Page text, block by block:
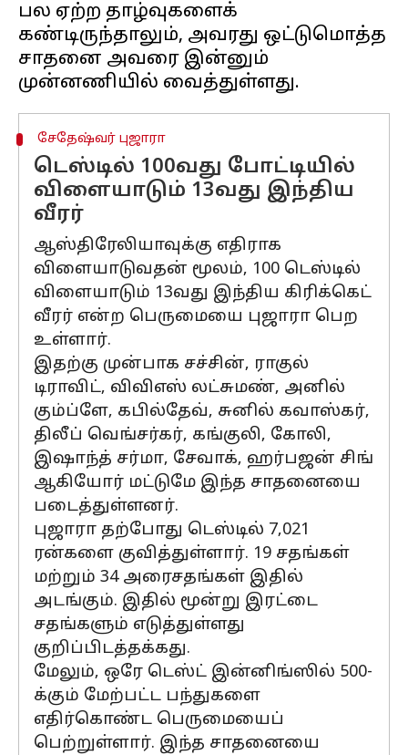
பல ஏற்ற தாழ்வுகளைக்
கண்டிருந்தாலும், அவரது ஒட்டுமொத்த
சாதனை அவரை இன்னும்
சேதேஷ்வர் புஜாரா
டெஸ்டில் 100வது போட்டியில்
விளையாடும் 13வது இந்திய
வீரர்
ஆஸ்திரேலியாவுக்கு எதிராக
விளையாடுவதன் மூலம், 100 டெஸ்டில்
விளையாடும் 13வது இந்திய கிரிக்கெட்
வீரர் என்ற பெருமையை புஜாரா பெற
உள்ளார்.
இதற்கு முன்பாக சச்சின், ராகுல்
டிராவிட், விவிஎஸ் லட்சுமண், அனில்
கும்ப்ளே, கபில்தேவ், சுனில் கவாஸ்கர்,
திலீப் வெங்சர்கர், கங்குலி, கோலி,
இஷாந்த் சர்மா, சேவாக், ஹர்பஜன் சிங்
ஆகியோர் மட்டுமே இந்த சாதனையை
படைத்துள்ளனர்.
புஜாரா தற்போது டெஸ்டில் 7,021
ரன்களை குவித்துள்ளார். 19 சதங்கள்
மற்றும் 34 அரைசதங்கள் இதில்
அடங்கும். இதில் மூன்று இரட்டை
சதங்களும் எடுத்துள்ளது
குறிப்பிடத்தக்கது.
மேலும், ஒரே டெஸ்ட் இன்னிங்ஸில் 500-
க்கும் மேற்பட்ட பந்துகளை
எதிர்கொண்ட பெருமையைப்
பெற்றுள்ளார். இந்த சாதனையை